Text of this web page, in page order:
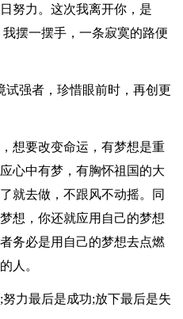
努力。这次我离开你，是
摆一摆手，一条寂寞的路便
强者，珍惜眼前时，再创更
要改变命运，有梦想是重
心中有梦，有胸怀祖国的大
就去做，不跟风不动摇。同
想，你还就应用自己的梦想
务必是用自己的梦想去点燃
人。
力最后是成功;放下最后是失